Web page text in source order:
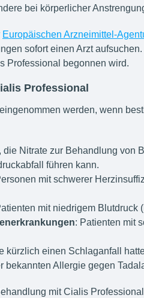
bei körperlicher
Europäischen Arzneimittel-
sofort einen Arzt
Professional begonnen wird.
Professional
werden, wenn
die Nitrate zur Behandlung von
führen kann.
mit schwerer
mit niedrigem Blutdruck
: Patienten mit
kürzlich einen Schlaganfall
bekannten Allergie gegen
mit Cialis